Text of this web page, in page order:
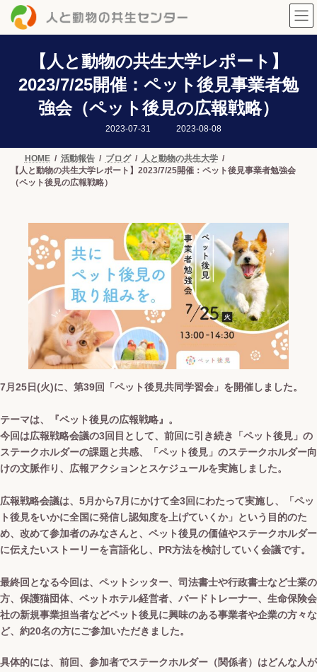
【人と動物の共生大学レポート】
2023/7/25開催：ペット後見事業者勉
強会（ペット後見の広報戦略）
2023-07-31
最
新
日
時
2023-08-08
HOME 活動報告 ブログ
人と動物の共生大学
【人と動物の共生大学レポート】2023/7/25開催：ペット後見事業者勉強会
（ペット後見の広報戦略）
7月25日(火)に、第39回「ペット後見共同学習会」を開催しました。
テーマは、『ペット後見の広報戦略』。
今回は広報戦略会議の3回目として、前回に引き続き「ペット後見」の
ステークホルダーの課題と共感、「ペット後見」のステークホルダー向
けの文脈作り、広報アクションとスケジュールを実施しました。
広報戦略会議は、5月から7月にかけて全3回にわたって実施し、「ペッ
ト後見をいかに全国に発信し認知度を上げていくか」という目的のた
め、改めて参加者のみなさんと、ペット後見の価値やステークホルダー
に伝えたいストーリーを言語化し、PR方法を検討していく会議です。
最終回となる今回は、ペットシッター、司法書士や行政書士など士業の
方、保護猫団体、ペットホテル経営者、バードトレーナー、生命保険会
社の新規事業担当者などペット後見に興味のある事業者や企業の方々な
ど、約20名の方にご参加いただきました。
具体的には、前回、参加者でステークホルダー（関係者）はどんな人が